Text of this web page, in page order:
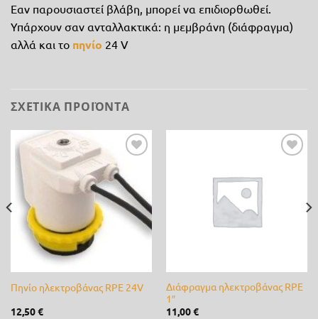
Εαν παρουσιαστεί βλάβη, μπορεί να επιδιορθωθεί.
Υπάρχουν σαν ανταλλακτικά: η μεμβράνη (διάφραγμα)
αλλά και το πηνίο 24 V
ΣΧΕΤΙΚΆ ΠΡΟΪΌΝΤΑ
Προσθήκη
στη λίστα
επιθυμίας
Πηνίο ηλεκτροβάνας RPE 24V
12,50€
Διάφραγμα ηλεκτροβάνας RPE
1″
11,00€